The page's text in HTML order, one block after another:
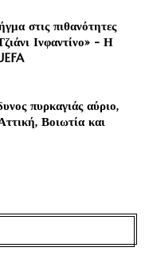
στις πιθανότητες
Ινφαντίνο» - Η
πυρκαγιάς αύριο,
Βοιωτία και